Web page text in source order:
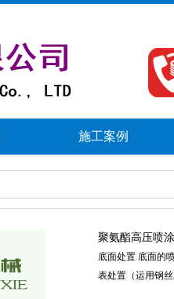
施工案例
聚氨酯高压喷
底面处置底面的
表处置（运用钢